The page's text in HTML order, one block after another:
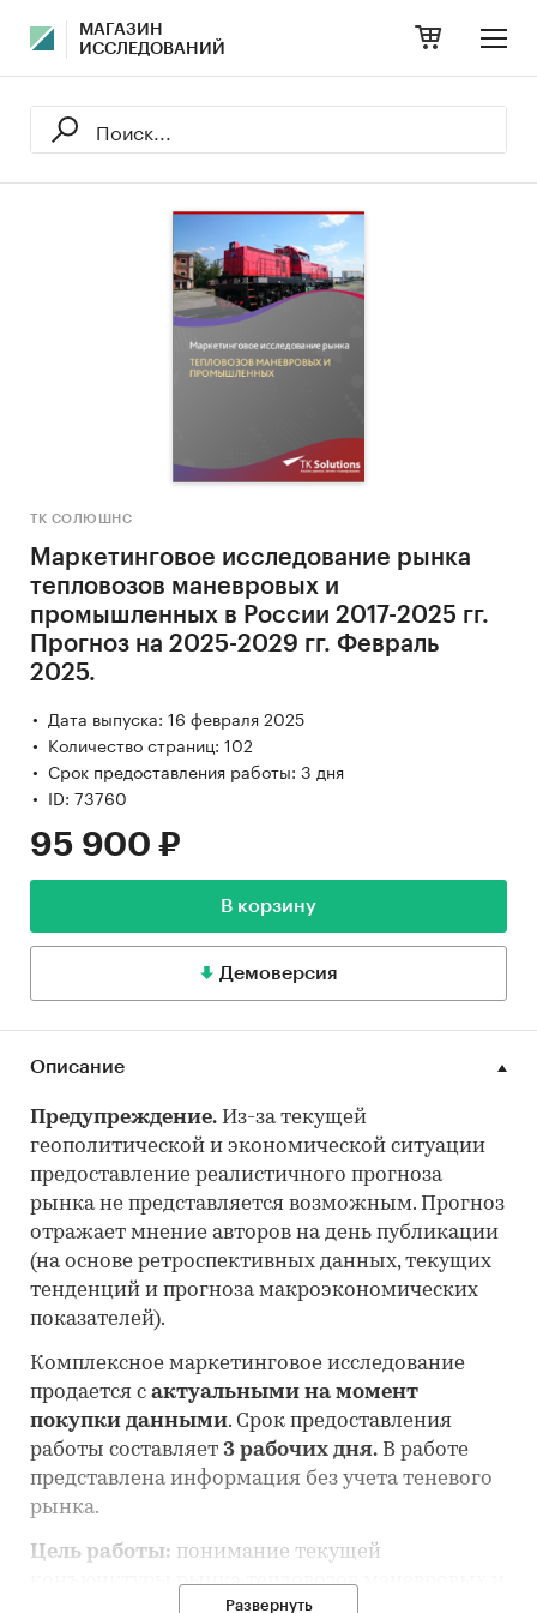
МАГАЗИН
ИССЛЕДОВАНИЙ
ТК СОЛЮШНС
Маркетинговое исследование рынка
тепловозов маневровых и
промышленных в России 2017-2025 гг.
Прогноз на 2025-2029 гг. Февраль
2025.
Дата выпуска: 16 февраля 2025
Количество страниц: 102
Срок предоставления работы: 3 дня
ID: 73760
95 900 ₽
В корзину
Демоверсия
Описание
Предупреждение. Из-за текущей
геополитической и экономической ситуации
предоставление реалистичного прогноза
рынка не представляется возможным. Прогноз
отражает мнение авторов на день публикации
(на основе ретроспективных данных, текущих
тенденций и прогноза макроэкономических
показателей).
Комплексное маркетинговое исследование
продается с актуальными на момент
покупки данными. Срок предоставления
работы составляет 3 рабочих дня. В работе
представлена информация без учета теневого
рынка.
Цель работы: понимание текущей
конъюнктуры рынка тепловозов маневровых и
Развернуть